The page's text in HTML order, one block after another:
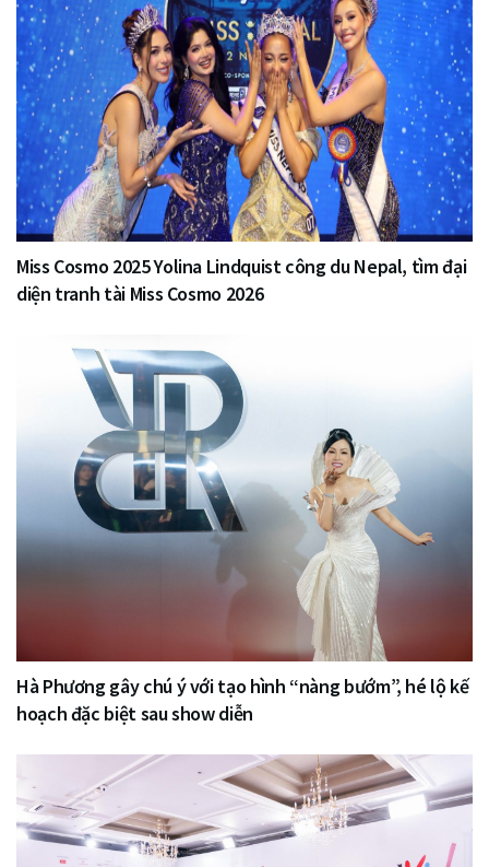
Miss Cosmo 2025 Yolina Lindquist công du Nepal, tìm đại
diện tranh tài Miss Cosmo 2026
Hà Phương gây chú ý với tạo hình “nàng bướm”, hé lộ kế
hoạch đặc biệt sau show diễn